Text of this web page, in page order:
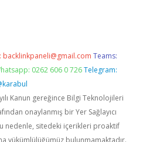
backlinkpaneli@gmail.com Teams:
0262 606 0 726 Telegram:
Kanun gereğince Bilgi Teknolojileri
onaylanmış bir Yer Sağlayıcı
nedenle, sitedeki içerikleri proaktif
yükümlülüğümüz bulunmamaktadır.